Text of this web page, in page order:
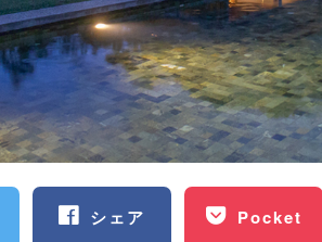
シェア Pocket